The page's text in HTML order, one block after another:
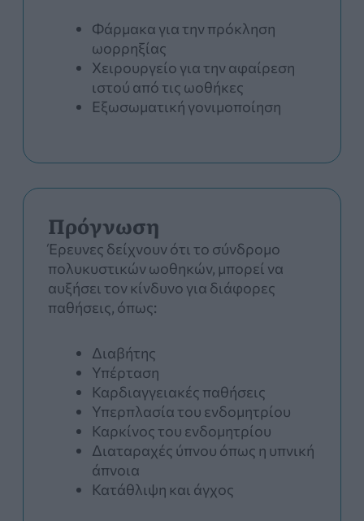
Φάρμακα για την πρόκληση
ωορρηξίας
Χειρουργείο για την αφαίρεση
ιστού από τις ωοθήκες
Εξωσωματική γονιμοποίηση
Πρόγνωση
Έρευνες δείχνουν ότι το σύνδρομο
πολυκυστικών ωοθηκών, μπορεί να
αυξήσει τον κίνδυνο για διάφορες
παθήσεις, όπως:
Διαβήτης
Υπέρταση
Καρδιαγγειακές παθήσεις
Υπερπλασία του ενδομητρίου
Καρκίνος του ενδομητρίου
Διαταραχές ύπνου όπως η υπνική
άπνοια
Κατάθλιψη και άγχος